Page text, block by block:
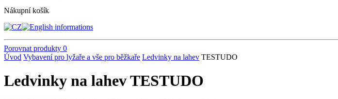
Nákupní košík
Porovnat produkty 0
Úvod Vybavení pro lyžaře a vše pro běžkaře Ledvinky na lahev TESTUDO
Ledvinky na lahev TESTUDO